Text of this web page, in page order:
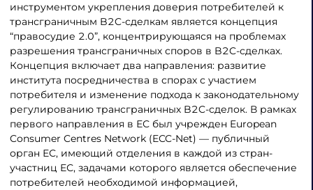
инструментом укрепления доверия потребителей к
трансграничным B2C-сделкам является концепция
“правосудие 2.0”, концентрирующаяся на проблемах
разрешения трансграничных споров в B2C-сделках.
Концепция включает два направления: развитие
института посредничества в спорах с участием
потребителя и изменение подхода к законодательному
регулированию трансграничных B2C-сделок. В рамках
первого направления в ЕС был учрежден European
Consumer Centres Network (ECC-Net) — публичный
орган ЕС, имеющий отделения в каждой из стран-
участниц ЕС, задачами которого является обеспечение
потребителей необходимой информацией,